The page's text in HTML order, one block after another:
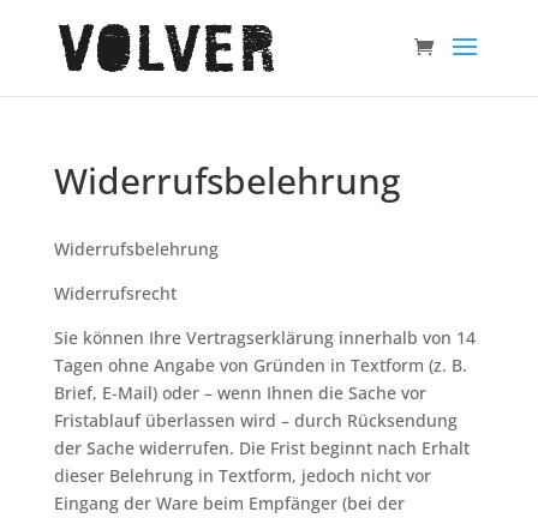
Widerrufsbelehrung
Widerrufsbelehrung
Widerrufsrecht
Sie können Ihre Vertragserklärung innerhalb von 14
Tagen ohne Angabe von Gründen in Textform (z. B.
Brief, E-Mail) oder – wenn Ihnen die Sache vor
Fristablauf überlassen wird – durch Rücksendung
der Sache widerrufen. Die Frist beginnt nach Erhalt
dieser Belehrung in Textform, jedoch nicht vor
Eingang der Ware beim Empfänger (bei der